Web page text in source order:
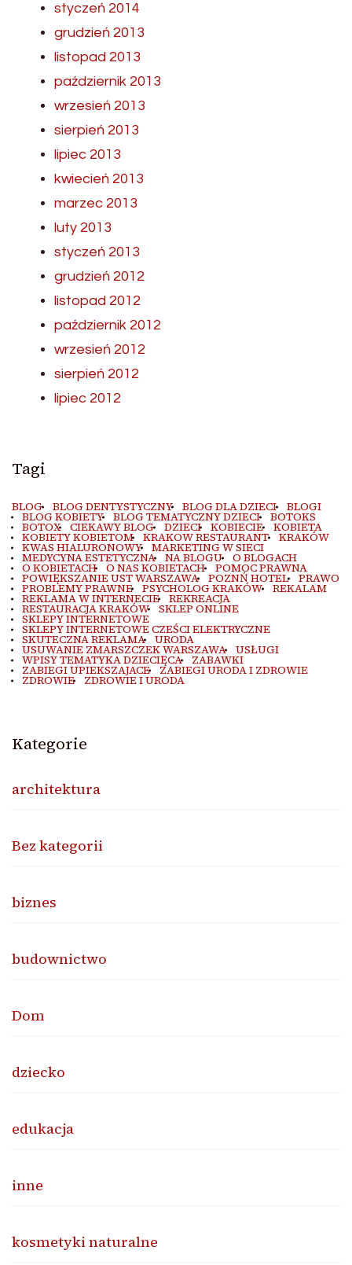
styczeń 2014
grudzień 2013
listopad 2013
październik 2013
wrzesień 2013
sierpień 2013
lipiec 2013
kwiecień 2013
marzec 2013
luty 2013
styczeń 2013
grudzień 2012
listopad 2012
październik 2012
wrzesień 2012
sierpień 2012
lipiec 2012
Tagi
BLOG BLOG DENTYSTYCZNY BLOG DLA DZIECI BLOGI
BLOG KOBIETY BLOG TEMATYCZNY DZIECI BOTOKS
BOTOX CIEKAWY BLOG DZIECI KOBIECIE KOBIETA
KOBIETY KOBIETOM KRAKOW RESTAURANT KRAKÓW
KWAS HIALURONOWY MARKETING W SIECI
MEDYCYNA ESTETYCZNA NA BLOGU O BLOGACH
O KOBIETACH O NAS KOBIETACH POMOC PRAWNA
POWIĘKSZANIE UST WARSZAWA POZNŃ HOTEL PRAWO
PROBLEMY PRAWNE PSYCHOLOG KRAKÓW REKALAM
REKLAMA W INTERNECIE REKREACJA
RESTAURACJA KRAKÓW SKLEP ONLINE
SKLEPY INTERNETOWE
SKLEPY INTERNETOWE CZEŚCI ELEKTRYCZNE
SKUTECZNA REKLAMA URODA
USUWANIE ZMARSZCZEK WARSZAWA USŁUGI
WPISY TEMATYKA DZIECIĘCA ZABAWKI
ZABIEGI UPIEKSZAJACE ZABIEGI URODA I ZDROWIE
ZDROWIE ZDROWIE I URODA
Kategorie
architektura
Bez kategorii
biznes
budownictwo
Dom
dziecko
edukacja
inne
kosmetyki naturalne